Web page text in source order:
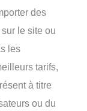
des
le site ou
les
tarifs,
à titre
ou du